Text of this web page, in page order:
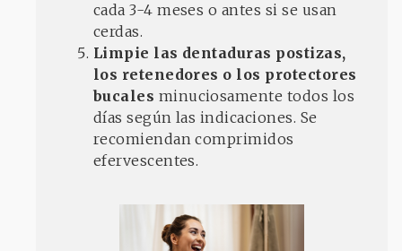
cada 3-4 meses o antes si se usan
cerdas.
Limpie las dentaduras postizas,
los retenedores o los protectores
bucales minuciosamente todos los
días según las indicaciones. Se
recomiendan comprimidos
efervescentes.